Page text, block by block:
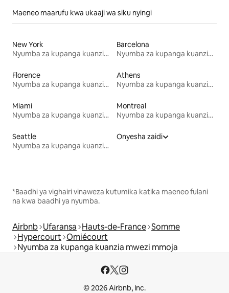
Maeneo maarufu kwa ukaaji wa siku nyingi
New York
Nyumba za kupanga kuanzia mwezi mmoja
Barcelona
Nyumba za kupanga kuanzia mwezi mmoja
Florence
Nyumba za kupanga kuanzia mwezi mmoja
Athens
Nyumba za kupanga kuanzia mwezi mmoja
Miami
Nyumba za kupanga kuanzia mwezi mmoja
Montreal
Nyumba za kupanga kuanzia mwezi mmoja
Seattle
Nyumba za kupanga kuanzia mwezi mmoja
Onyesha zaidi
*Baadhi ya vighairi vinaweza kutumika katika maeneo fulani
na kwa baadhi ya nyumba.
Airbnb Ufaransa Hauts-de-France Somme
Hypercourt Omiécourt
Nyumba za kupanga kuanzia mwezi mmoja
© 2026 Airbnb, Inc.